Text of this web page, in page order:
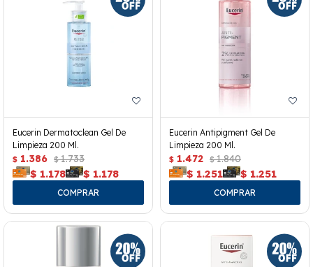
Eucerin Dermatoclean Gel De
Limpieza 200 Ml.
$ 1.386 $ 1.733
$ 1.178 $ 1.178
Eucerin Antipigment Gel De
Limpieza 200 Ml.
$ 1.472 $ 1.840
$ 1.251 $ 1.251